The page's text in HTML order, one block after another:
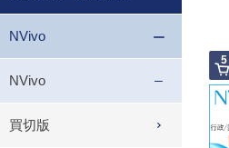
NVivo
NVivo
買切版